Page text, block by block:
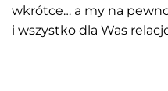
wkrótce… a my na
i wszystko dla Was